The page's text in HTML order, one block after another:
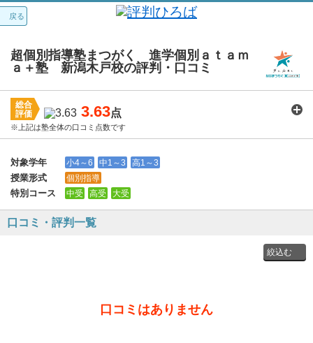
戻る
超個別指導塾まつがく 進学個別ａｔａｍ
ａ＋塾 新潟木戸校の評判・口コミ
総合
評価
3.63点
※上記は塾全体の口コミ点数です
講師：3.8 カリキュラム：3.9 周りの環境：3.9
対象学年
小4～6 中1～3 高1～3
授業形式 個別指導
特別コース 中受 高受 大受
口コミ・評判一覧
口コミはありません